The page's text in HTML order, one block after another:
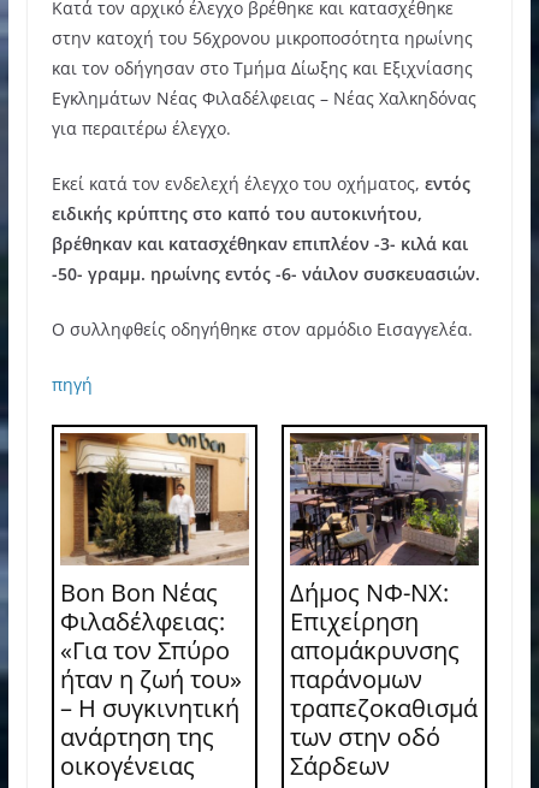
Κατά τον αρχικό έλεγχο βρέθηκε και κατασχέθηκε
στην κατοχή του 56χρονου μικροποσότητα ηρωίνης
και τον οδήγησαν στο Τμήμα Δίωξης και Εξιχνίασης
Εγκλημάτων Νέας Φιλαδέλφειας – Νέας Χαλκηδόνας
για περαιτέρω έλεγχο.
Εκεί κατά τον ενδελεχή έλεγχο του οχήματος, εντός
ειδικής κρύπτης στο καπό του αυτοκινήτου,
βρέθηκαν και κατασχέθηκαν επιπλέον -3- κιλά και
-50- γραμμ. ηρωίνης εντός -6- νάιλον συσκευασιών.
Ο συλληφθείς οδηγήθηκε στον αρμόδιο Εισαγγελέα.
πηγή
Bon Bon Νέας
Φιλαδέλφειας:
«Για τον Σπύρο
ήταν η ζωή του»
– Η συγκινητική
ανάρτηση της
οικογένειας
Δήμος ΝΦ-ΝΧ:
Επιχείρηση
απομάκρυνσης
παράνομων
τραπεζοκαθισμά
των στην οδό
Σάρδεων